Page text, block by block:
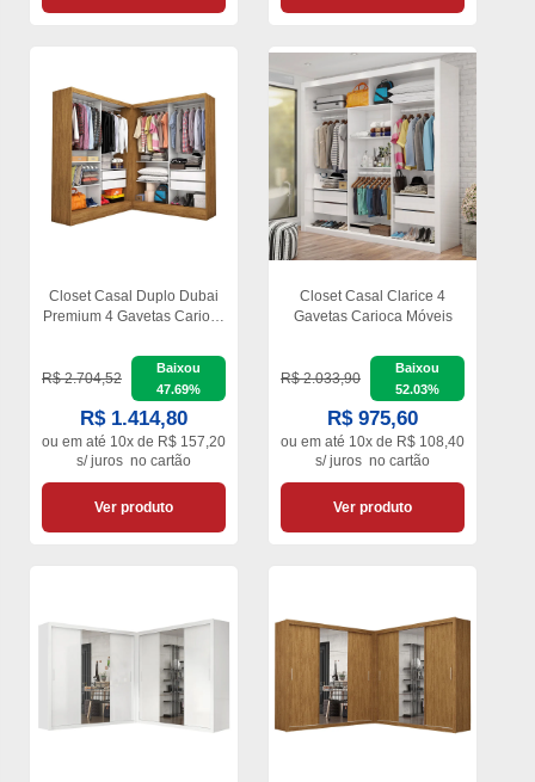
Closet Casal Duplo Dubai
Premium 4 Gavetas Carioca
R$ 2.704,52
Baixou
47.69%
R$ 1.414,80
ou em até 10x de R$ 157,20
s/ juros no cartão
Ver produto
Closet Casal Clarice 4
Gavetas Carioca Móveis
R$ 2.033,90
Baixou
52.03%
R$ 975,60
ou em até 10x de R$ 108,40
s/ juros no cartão
Ver produto